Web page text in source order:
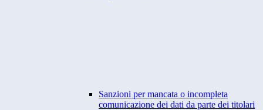
Sanzioni per mancata o incompleta
comunicazione dei dati da parte dei titolari